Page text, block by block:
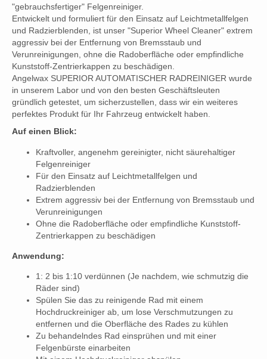
"gebrauchsfertiger" Felgenreiniger.
Entwickelt und formuliert für den Einsatz auf Leichtmetallfelgen
und Radzierblenden, ist unser "Superior Wheel Cleaner" extrem
aggressiv bei der Entfernung von Bremsstaub und
Verunreinigungen, ohne die Radoberfläche oder empfindliche
Kunststoff-Zentrierkappen zu beschädigen.
Angelwax SUPERIOR AUTOMATISCHER RADREINIGER wurde
in unserem Labor und von den besten Geschäftsleuten
gründlich getestet, um sicherzustellen, dass wir ein weiteres
perfektes Produkt für Ihr Fahrzeug entwickelt haben.
Auf einen Blick:
Kraftvoller, angenehm gereinigter, nicht säurehaltiger
Felgenreiniger
Für den Einsatz auf Leichtmetallfelgen und
Radzierblenden
Extrem aggressiv bei der Entfernung von Bremsstaub und
Verunreinigungen
Ohne die Radoberfläche oder empfindliche Kunststoff-
Zentrierkappen zu beschädigen
Anwendung:
1: 2 bis 1:10 verdünnen (Je nachdem, wie schmutzig die
Räder sind)
Spülen Sie das zu reinigende Rad mit einem
Hochdruckreiniger ab, um lose Verschmutzungen zu
entfernen und die Oberfläche des Rades zu kühlen
Zu behandelndes Rad einsprühen und mit einer
Felgenbürste einarbeiten